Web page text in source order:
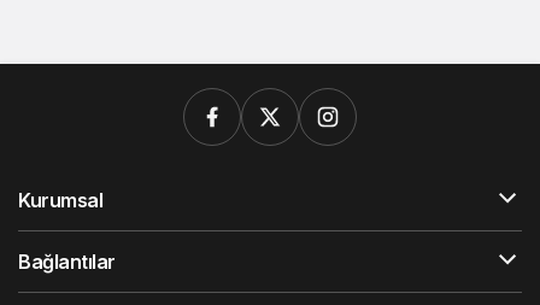
Kurumsal
Bağlantılar